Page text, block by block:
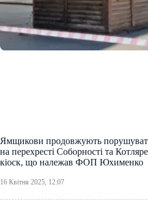
Ямщикови продовжують
на перехресті Соборності та
кіоск, що належав ФОП Юхименко
16 Квітня 2025, 12:07